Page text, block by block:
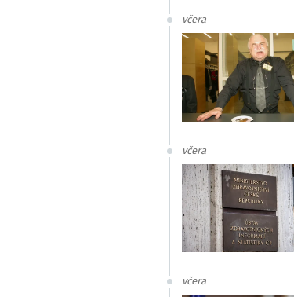
včera
včera
včera